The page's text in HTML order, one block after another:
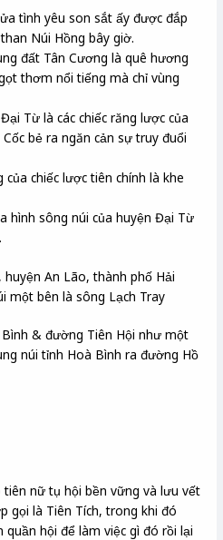
tình yêu son sắt ấy được đắp
Núi Hồng bây giờ.
đất Tân Cương là quê hương
thơm nổi tiếng mà chỉ vùng
Từ là các chiếc răng lược của
bẻ ra ngăn cản sự truy đuổi
chiếc lược tiên chính là khe
hình sông núi của huyện Đại Từ
An Lão, thành phố Hải
một bên là sông Lạch Tray
& đường Tiên Hội như một
núi tỉnh Hoà Bình ra đường Hồ
nữ tụ hội bền vững và lưu vết
gọi là Tiên Tích, trong khi đó
quần hội để làm việc gì đó rồi lại